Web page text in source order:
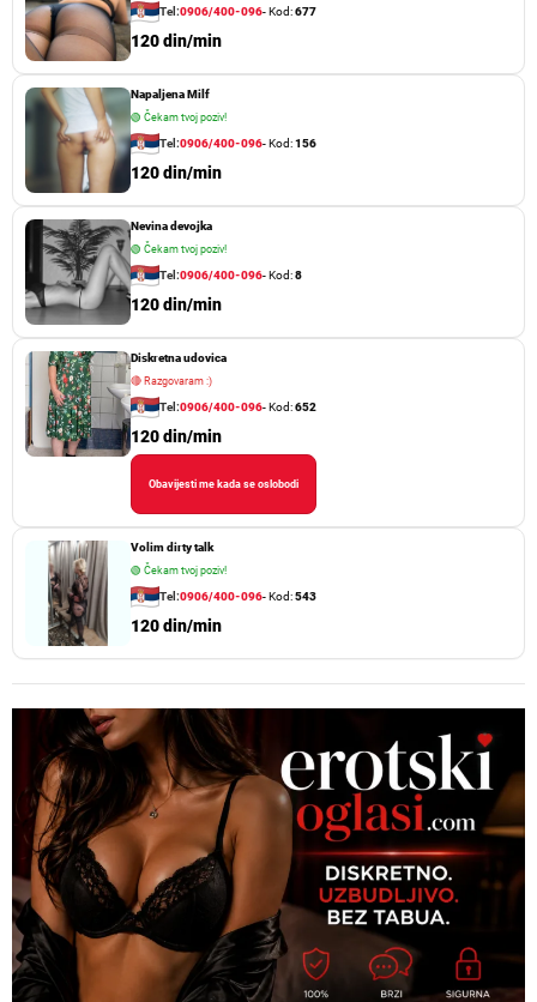
Tel:0906/400-096- Kod:677
120 din/min
Napaljena Milf
🟢 Čekam tvoj poziv!
Tel:0906/400-096- Kod:156
120 din/min
Nevina devojka
🟢 Čekam tvoj poziv!
Tel:0906/400-096- Kod:8
120 din/min
Diskretna udovica
🔴Razgovaram :)
Tel:0906/400-096- Kod:652
120 din/min
Obavijesti me kada se oslobodi
Volim dirty talk
🟢 Čekam tvoj poziv!
Tel:0906/400-096- Kod:543
120 din/min